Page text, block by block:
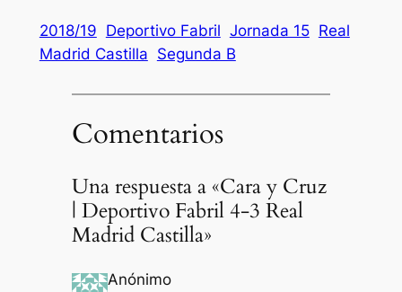
2018/19 Deportivo Fabril Jornada 15 Real
Madrid Castilla Segunda B
Comentarios
Una respuesta a «Cara y Cruz
| Deportivo Fabril 4-3 Real
Madrid Castilla»
Anónimo